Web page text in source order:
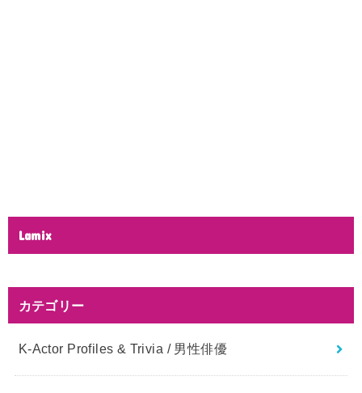
Lamix
カテゴリー
K-Actor Profiles & Trivia / 男性俳優